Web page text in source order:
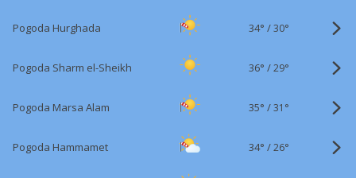
Pogoda Hurghada 34° /30°
Pogoda Sharm el-Sheikh 36° /29°
Pogoda Marsa Alam 35° /31°
Pogoda Hammamet 34° /26°